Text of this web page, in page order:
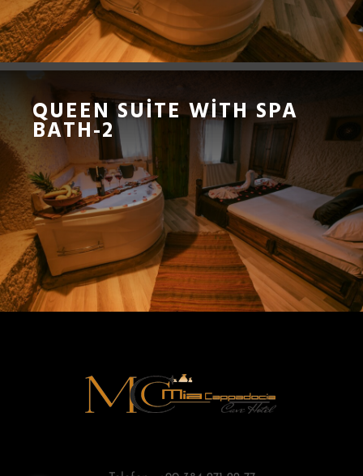
QUEEN SUITE WITH SPA
BATH-2